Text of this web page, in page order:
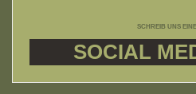
SCHREIB UNS EINE
SOCIAL